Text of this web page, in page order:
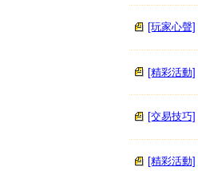
[玩家心聲]
[精彩活動]
[交易技巧]
[精彩活動]